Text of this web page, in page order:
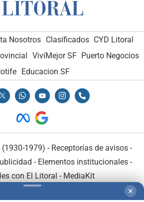
Nosotros Clasificados CYD Litoral
VivíMejor SF Puerto Negocios
Educacion SF
1979) - Receptorías de avisos -
- Elementos institucionales-
con El Litoral - MediaKit
✕